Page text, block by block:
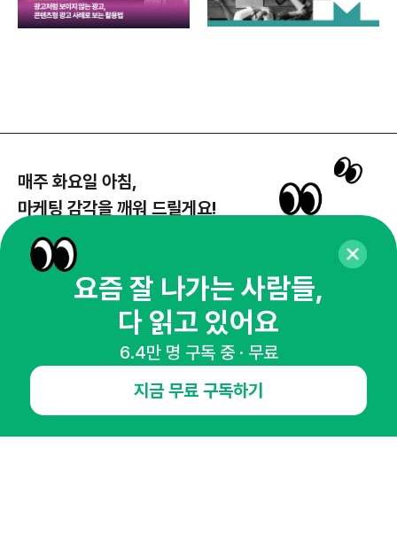
매주 화요일 아침,
마케팅 감각을 깨워 드릴게요!
뉴스레터 구독하기
오픈애즈란
요즘 잘 나가는 사람들,
다 읽고 있어요
6.4만 명 구독 중 · 무료
지금 무료 구독하기